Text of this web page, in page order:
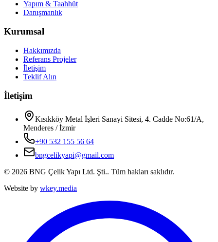
Yapım & Taahhüt
Danışmanlık
Kurumsal
Hakkımızda
Referans Projeler
İletişim
Teklif Alın
İletişim
Kısıkköy Metal İşleri Sanayi Sitesi, 4. Cadde No:61/A,
Menderes / İzmir
+90 532 155 56 64
bngcelikyapi@gmail.com
© 2026 BNG Çelik Yapı Ltd. Şti.. Tüm hakları saklıdır.
Website by wkey.media